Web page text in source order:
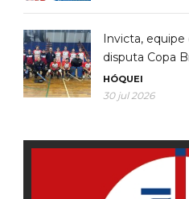
Invicta,
disputa Copa
HÓQUEI
30 jul 2026